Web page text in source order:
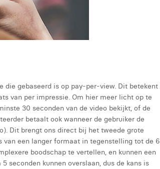
die gebaseerd is op pay-per-view. Dit betekent
van per impressie. Om hier meer licht op te
30 seconden van de video bekijkt, of de
betaalt ook wanneer de gebruiker de
Dit brengt ons direct bij het tweede grote
van een langer formaat in tegenstelling tot de 6
boodschap te vertellen, en kunnen een
seconden kunnen overslaan, dus de kans is